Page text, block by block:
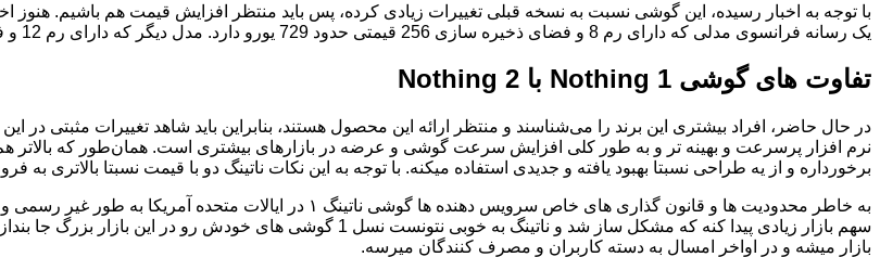
با توجه به اخبار رسیده، این گوشی نسبت به نسخه قبلی تغییرات زیادی کرده، پس باید منتظر افزایش قیمت هم باشیم.
یک رسانه فرانسوی مدلی که دارای رم 8 و فضای ذخیره سازی 256 قیمتی حدود 729 یورو دارد. مدل دیگر که دارای رم 12 و فضای ذخیره سازی 512 است، 849 یورو قیمت گذاری شده.
تفاوت های گوشی 1 Nothing با Nothing 2
در حال حاضر، افراد بیشتری این برند را می‌شناسند و منتظر ارائه این محصول هستند، بنابراین باید شاهد تغییرات مثبتی در
نرم افزار پرسرعت و بهینه تر و به طور کلی افزایش سرعت گوشی و عرضه در بازارهای بیشتری است. همان‌طور که
برخورداره و از یه طراحی نسبتا بهبود یافته و جدیدی استفاده میکنه. با توجه به این نکات ناتینگ دو با قیمت نسبتا بالاتری به
به خاطر محدودیت ها و قانون گذاری های خاص سرویس دهنده ها گوشی
سهم بازار زیادی پیدا کنه که مشکل ساز شد و ناتینگ به خوبی نتونست نسل
بازار میشه و در اواخر امسال به دسته کاربران و مصرف کنندگان میرسه.